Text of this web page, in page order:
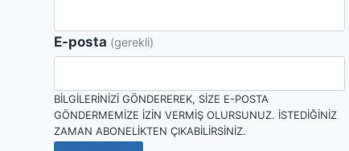
E-posta (gerekli)
BILGILERINIZI GÖNDEREREK, SIZE E-POSTA
GÖNDERMEMIZE IZIN VERMIŞ OLURSUNUZ. İSTEDIĞINIZ
ZAMAN ABONELIKTEN ÇIKABILIRSINIZ.